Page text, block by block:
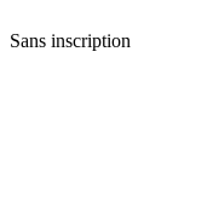
Sans inscription